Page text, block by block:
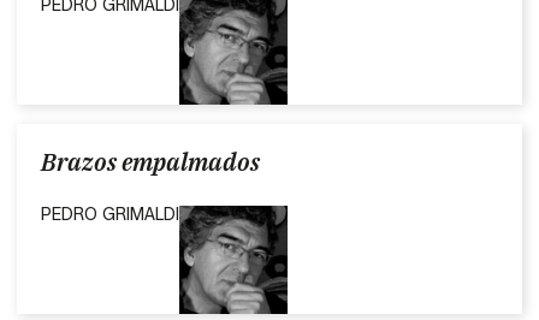
PEDRO GRIMALDI
Brazos empalmados
PEDRO GRIMALDI